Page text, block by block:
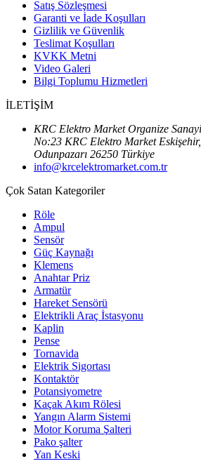
Satış Sözleşmesi
Garanti ve İade Koşulları
Gizlilik ve Güvenlik
Teslimat Koşulları
KVKK Metni
Video Galeri
Bilgi Toplumu Hizmetleri
İLETİŞİM
KRC Elektro Market Organize
No:23 KRC Elektro Market Eskişehir,
Odunpazarı 26250 Türkiye
info@krcelektromarket.com.tr
Çok Satan Kategoriler
Röle
Ampul
Sensör
Güç Kaynağı
Klemens
Anahtar Priz
Armatür
Hareket Sensörü
Elektrikli Araç İstasyonu
Kaplin
Pense
Tornavida
Elektrik Sigortası
Kontaktör
Potansiyometre
Kaçak Akım Rölesi
Yangın Alarm Sistemi
Motor Koruma Şalteri
Pako şalter
Yan Keski